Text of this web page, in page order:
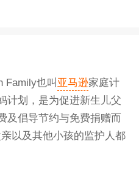
Family也叫 亚马逊家庭计
计划，是为促进新生儿父
及倡导节约与免费捐赠而
以及其他小孩的监护人都